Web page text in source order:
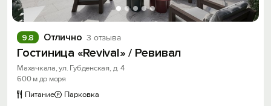
Отлично 3 отзыва
9.8
Гостиница «Revival» / Ревивал
Махачкала, ул. Губденская, д. 4
600 м до моря
Питание
Парковка